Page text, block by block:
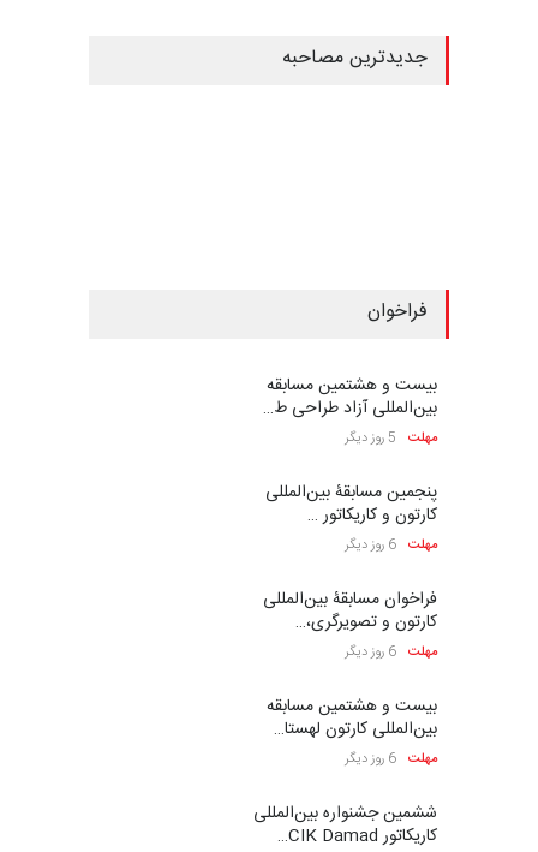
جدیدترین مصاحبه
فراخوان
بیست و هشتمین مسابقه
بین‌المللی آزاد طراحی ط…
مهلت 5 روز دیگر
پنجمین مسابقۀ بین‌المللی
کارتون و کاریکاتور …
مهلت 6 روز دیگر
فراخوان مسابقۀ بین‌المللی
کارتون و تصویرگری،…
مهلت 6 روز دیگر
بیست و هشتمین مسابقه
بین‌المللی کارتون لهستا…
مهلت 6 روز دیگر
ششمین جشنواره بین‌المللی
کاریکاتور CIK Damad…